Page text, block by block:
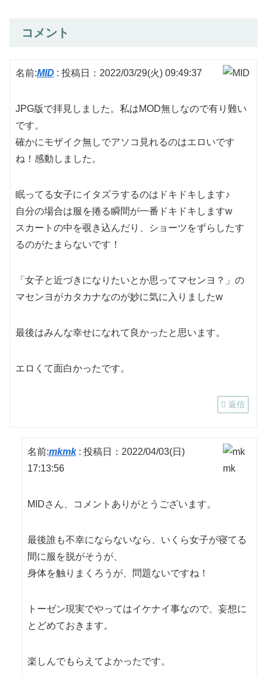
コメント
名前:MID : 投稿日：2022/03/29(火) 09:49:37
JPG版で拝見しました。私はMOD無しなので有り難い
です。
確かにモザイク無しでアソコ見れるのはエロいです
ね！感動しました。
眠ってる女子にイタズラするのはドキドキします♪
自分の場合は服を捲る瞬間が一番ドキドキしますw
スカートの中を覗き込んだり、ショーツをずらしたす
るのがたまらないです！
「女子と近づきになりたいとか思ってマセンヨ？」の
マセンヨがカタカナなのが妙に気に入りましたw
最後はみんな幸せになれて良かったと思います。
エロくて面白かったです。
返信
名前:mkmk: 投稿日：2022/04/03(日)
17:13:56
MIDさん、コメントありがとうございます。
最後誰も不幸にならないなら、いくら女子が寝てる
間に服を脱がそうが、
身体を触りまくろうが、問題ないですね！
トーゼン現実でやってはイケナイ事なので、妄想に
とどめておきます。
楽しんでもらえてよかったです。